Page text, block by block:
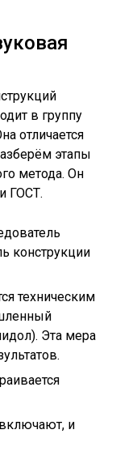
в группу
отличается
этапы
метода. Он
ГОСТ.
конструкции
техническим
Эта мера
включают, и